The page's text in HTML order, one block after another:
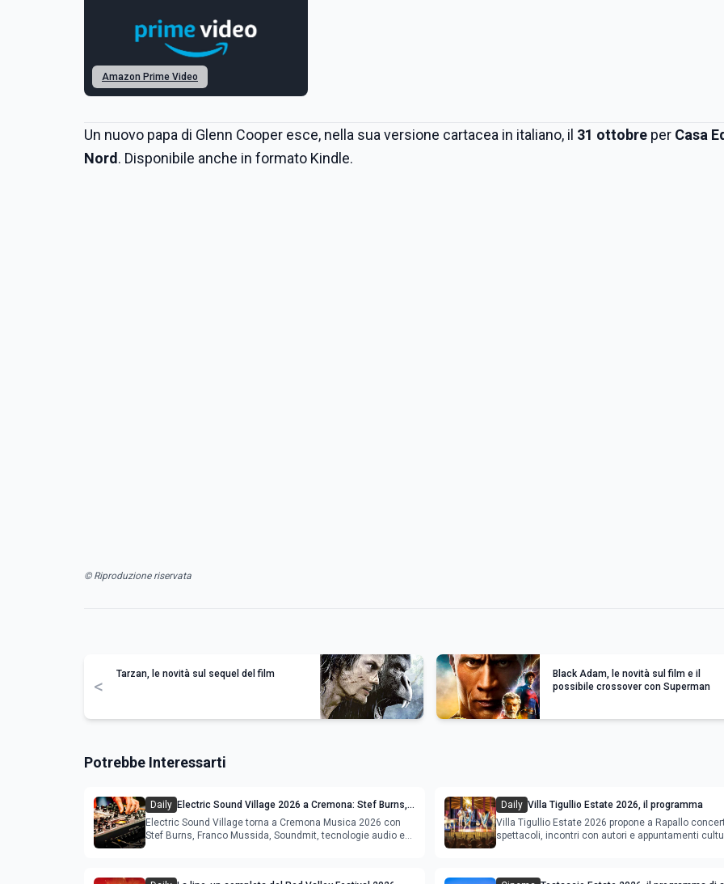
Amazon Prime Video
Un nuovo papa di Glenn Cooper esce, nella sua versione cartacea in italiano, il 31 ottobre per Casa
Nord. Disponibile anche in formato Kindle.
© Riproduzione riservata
<
Tarzan, le novità sul sequel del film
Black Adam, le novità sul film e il
possibile crossover con Superman
Potrebbe Interessarti
Daily Electric Sound Village 2026 a Cremona: Stef Burns,
Soundmit e Young Band Contest, il programma
Electric Sound Village torna a Cremona Musica 2026 con
Stef Burns, Franco Mussida, Soundmit, tecnologie audio e
Daily Villa Tigullio Estate 2026, il programma
Villa Tigullio Estate 2026 propone a Rapallo
spettacoli, incontri con autori e appuntamenti